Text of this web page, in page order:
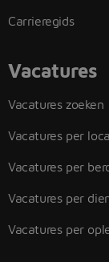
Carrieregids
Vacatures
Vacatures zoeken
Vacatures per
Vacatures per
Vacatures per
Vacatures per